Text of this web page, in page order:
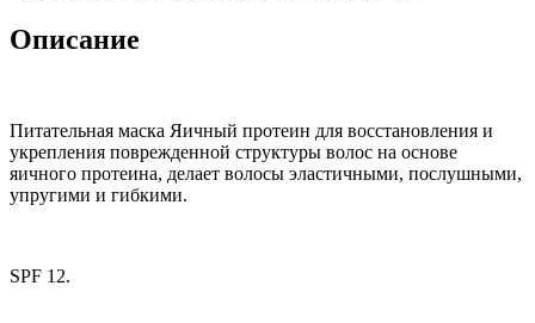
Описание
Питательная маска Яичный протеин для восстановления и
укрепления поврежденной структуры волос на основе
яичного протеина, делает волосы эластичными, послушными,
упругими и гибкими.
SPF 12.